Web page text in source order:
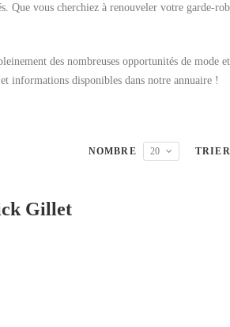
Que vous cherchiez à renouveler votre garde-
des nombreuses opportunités de mode
informations disponibles dans notre annuaire !
NOMBRE 20
Gillet